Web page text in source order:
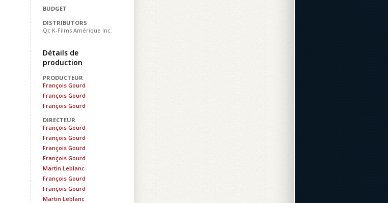
BUDGET
DISTRIBUTORS
Qc K-Films Amérique Inc.
Détails de
production
PRODUCTEUR
François Gourd
François Gourd
François Gourd
DIRECTEUR
François Gourd
François Gourd
François Gourd
François Gourd
Martin Leblanc
François Gourd
François Gourd
Martin Leblanc